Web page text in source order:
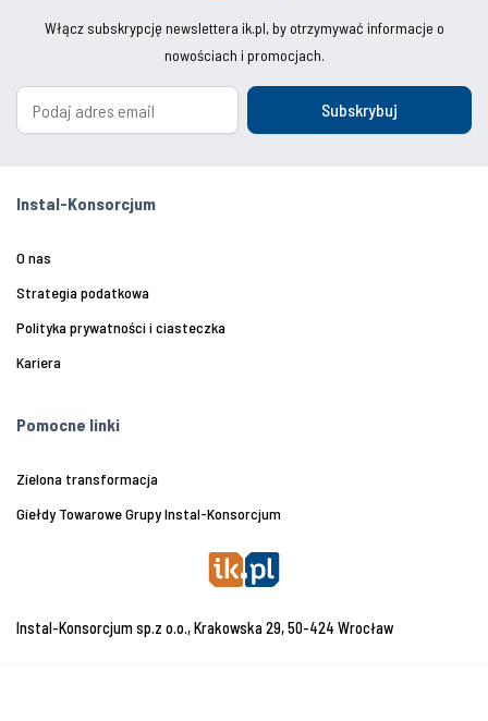
Włącz subskrypcję newslettera ik.pl, by otrzymywać informacje o
nowościach i promocjach.
Subskrybuj
Instal-Konsorcjum
O nas
Strategia podatkowa
Polityka prywatności i ciasteczka
Kariera
Pomocne linki
Zielona transformacja
Giełdy Towarowe Grupy Instal-Konsorcjum
Instal-Konsorcjum sp.z o.o., Krakowska 29, 50-424 Wrocław